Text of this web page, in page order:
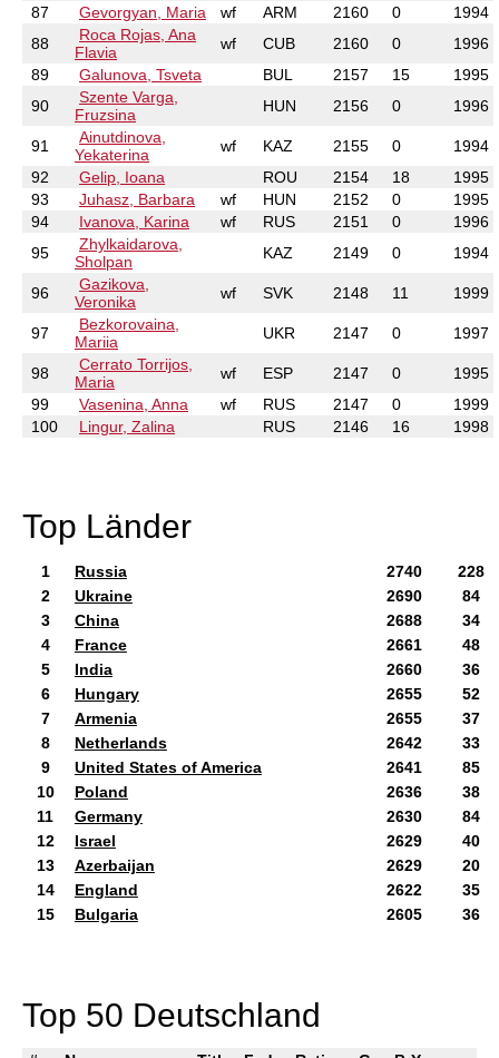
87
Gevorgyan, Maria wf ARM 2160 0
1994
88
Roca Rojas, Ana
Flavia
wf CUB 2160 0
1996
89
Galunova, Tsveta BUL 2157 15
1995
90
Szente Varga,
Fruzsina
HUN 2156 0 1996
91
Ainutdinova,
Yekaterina
wf KAZ 2155 0
1994
92
Gelip, Ioana ROU 2154 18
1995
93
Juhasz, Barbara wf HUN 2152 0
1995
94
Ivanova, Karina wf RUS 2151 0
1996
95
Zhylkaidarova,
Sholpan
KAZ 2149 0 1994
96
Gazikova,
Veronika
wf SVK 2148 11 1999
97
Bezkorovaina,
Mariia
UKR 2147 0 1997
98
Cerrato Torrijos,
Maria
wf ESP 2147 0
1995
99
Vasenina, Anna wf RUS 2147 0
1999
100
Lingur, Zalina RUS 2146 16 1998
Top Länder
1 Russia 2740
228
2
Ukraine 2690
84
3
China 2688
34
4
France 2661
48
5
India 2660
36
6
Hungary 2655
52
7
Armenia 2655
37
8
Netherlands 2642
33
9
United States of America 2641
85
10
Poland 2636
38
11
Germany 2630
84
12
Israel 2629
40
13
Azerbaijan 2629
20
14
England 2622
35
15
Bulgaria 2605 36
Top 50 Deutschland